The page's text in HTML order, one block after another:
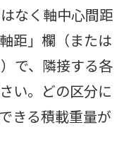
なく軸中心間距
距」欄（または
で、隣接する各
い。どの区分に
きる積載重量が